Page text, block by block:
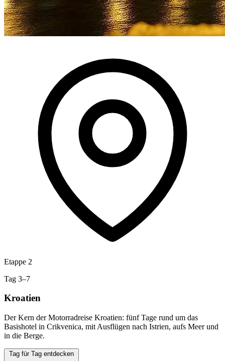
Etappe 2
Tag 3–7
Kroatien
Der Kern der Motorradreise Kroatien: fünf Tage rund um das
Basishotel in Crikvenica, mit Ausflügen nach Istrien, aufs Meer und
in die Berge.
Tag für Tag entdecken